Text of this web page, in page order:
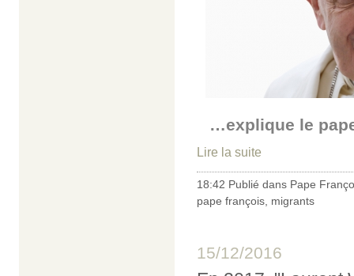
…explique le
Lire la suite
18:42 Publié dans Pape
pape françois, migrants
15/12/2016